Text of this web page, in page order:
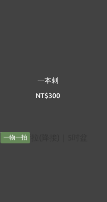
一本刺
NT$300
一物一拍